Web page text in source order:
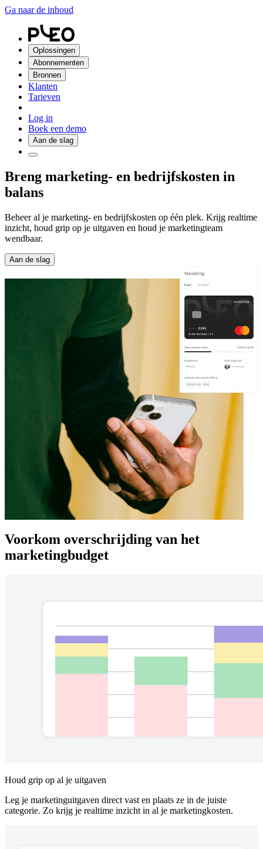
Ga naar de inhoud
Oplossingen
Abonnementen
Bronnen
Klanten
Tarieven
Log in
Boek een demo
Aan de slag
Breng marketing- en bedrijfskosten in
balans
Beheer al je marketing- en bedrijfskosten op één plek. Krijg realtime
inzicht, houd grip op je uitgaven en houd je marketingteam
wendbaar.
Aan de slag
Voorkom overschrijding van het
marketingbudget
Houd grip op al je uitgaven
Leg je marketinguitgaven direct vast en plaats ze in de juiste
categorie. Zo krijg je realtime inzicht in al je marketingkosten.